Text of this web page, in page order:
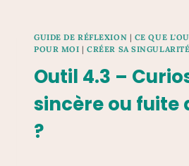
?
COMMENT
JE
LE
SAURAI
GUIDE DE RÉFLEXION | CE QUE
POUR MOI |CRÉER SA SINGULARITÉ
Outil 4.3 –
sincère ou fuite
?